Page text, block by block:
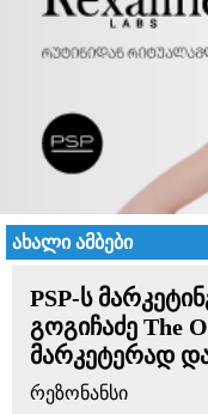
ახალი ამბები
PSP-ს
გოგიჩაძე The
მარკეტერად
რეზონანსი